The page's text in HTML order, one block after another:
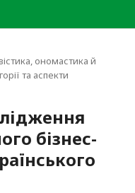
ономастика й
та аспекти
бізнес-